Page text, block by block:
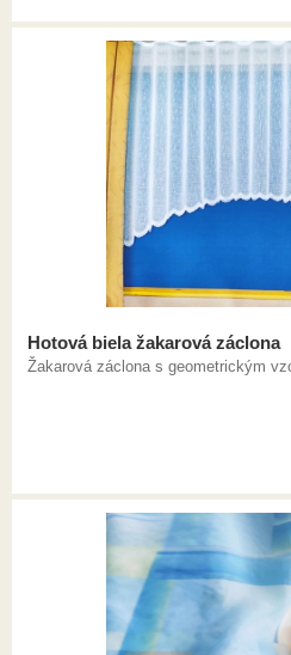
Hotová biela žakarová záclona
Žakarová záclona s geometrickým